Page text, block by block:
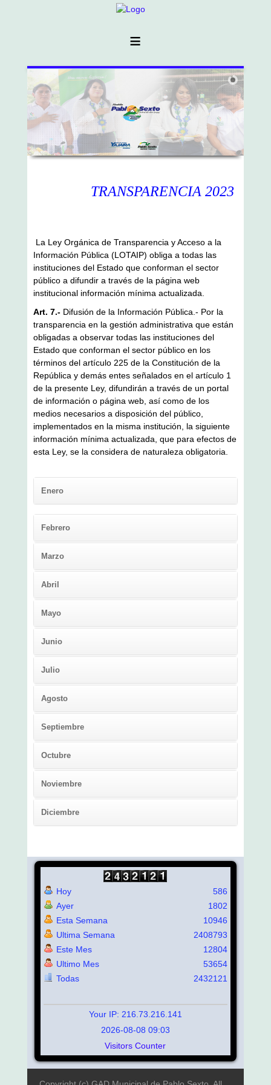
≡
TRANSPARENCIA 2023
La Ley Orgánica de Transparencia y Acceso a la
Información Pública (LOTAIP) obliga a todas las
instituciones del Estado que conforman el sector
público a difundir a través de la página web
institucional información mínima actualizada.
Art. 7.-Difusión de la Información Pública.- Por la
transparencia en la gestión administrativa que están
obligadas a observar todas las instituciones del
Estado que conforman el sector público en los
términos del artículo 225 de la Constitución de la
República y demás entes señalados en el artículo 1
de la presente Ley, difundirán a través de un portal
de información o página web, así como de los
medios necesarios a disposición del público,
implementados en la misma institución, la siguiente
información mínima actualizada, que para efectos de
esta Ley, se la considera de naturaleza obligatoria.
Enero
Febrero
Marzo
Abril
Mayo
Junio
Julio
Agosto
Septiembre
Octubre
Noviembre
Diciembre
Hoy
Ayer
Esta Semana
Ultima Semana
Este Mes
Ultimo Mes
Todas
586
1802
10946
2408793
12804
53654
2432121
Your IP: 216.73.216.141
2026-08-08 09:03
Visitors Counter